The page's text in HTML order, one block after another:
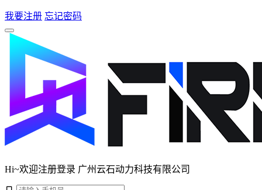
我要注册 忘记密码
Hi~欢迎注册登录 广州云石动力科技有限公司